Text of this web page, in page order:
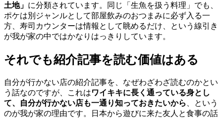
土地」 に分類されています。同じ「生魚を扱う料理」でも、
ポケは別ジャンルとして部屋飲みのおつまみに必ず入る一
方、寿司カウンターは情報として眺めるだけ、という線引き
が我が家の中ではかなりはっきりしています。
それでも紹介記事を読む価値はある
自分が行かない店の紹介記事を、なぜわざわざ読むのかとい
う話なのですが、これはワイキキに長く通っている身とし
て、自分が行かない店も一通り知っておきたいから
、という
のが我が家の理由です。日本から遊びに来た友人と食事の話